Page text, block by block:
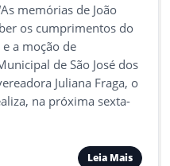
memórias de João
os cumprimentos do
a moção de
de São José dos
Juliana Fraga, o
na próxima sexta-
Leia Mais